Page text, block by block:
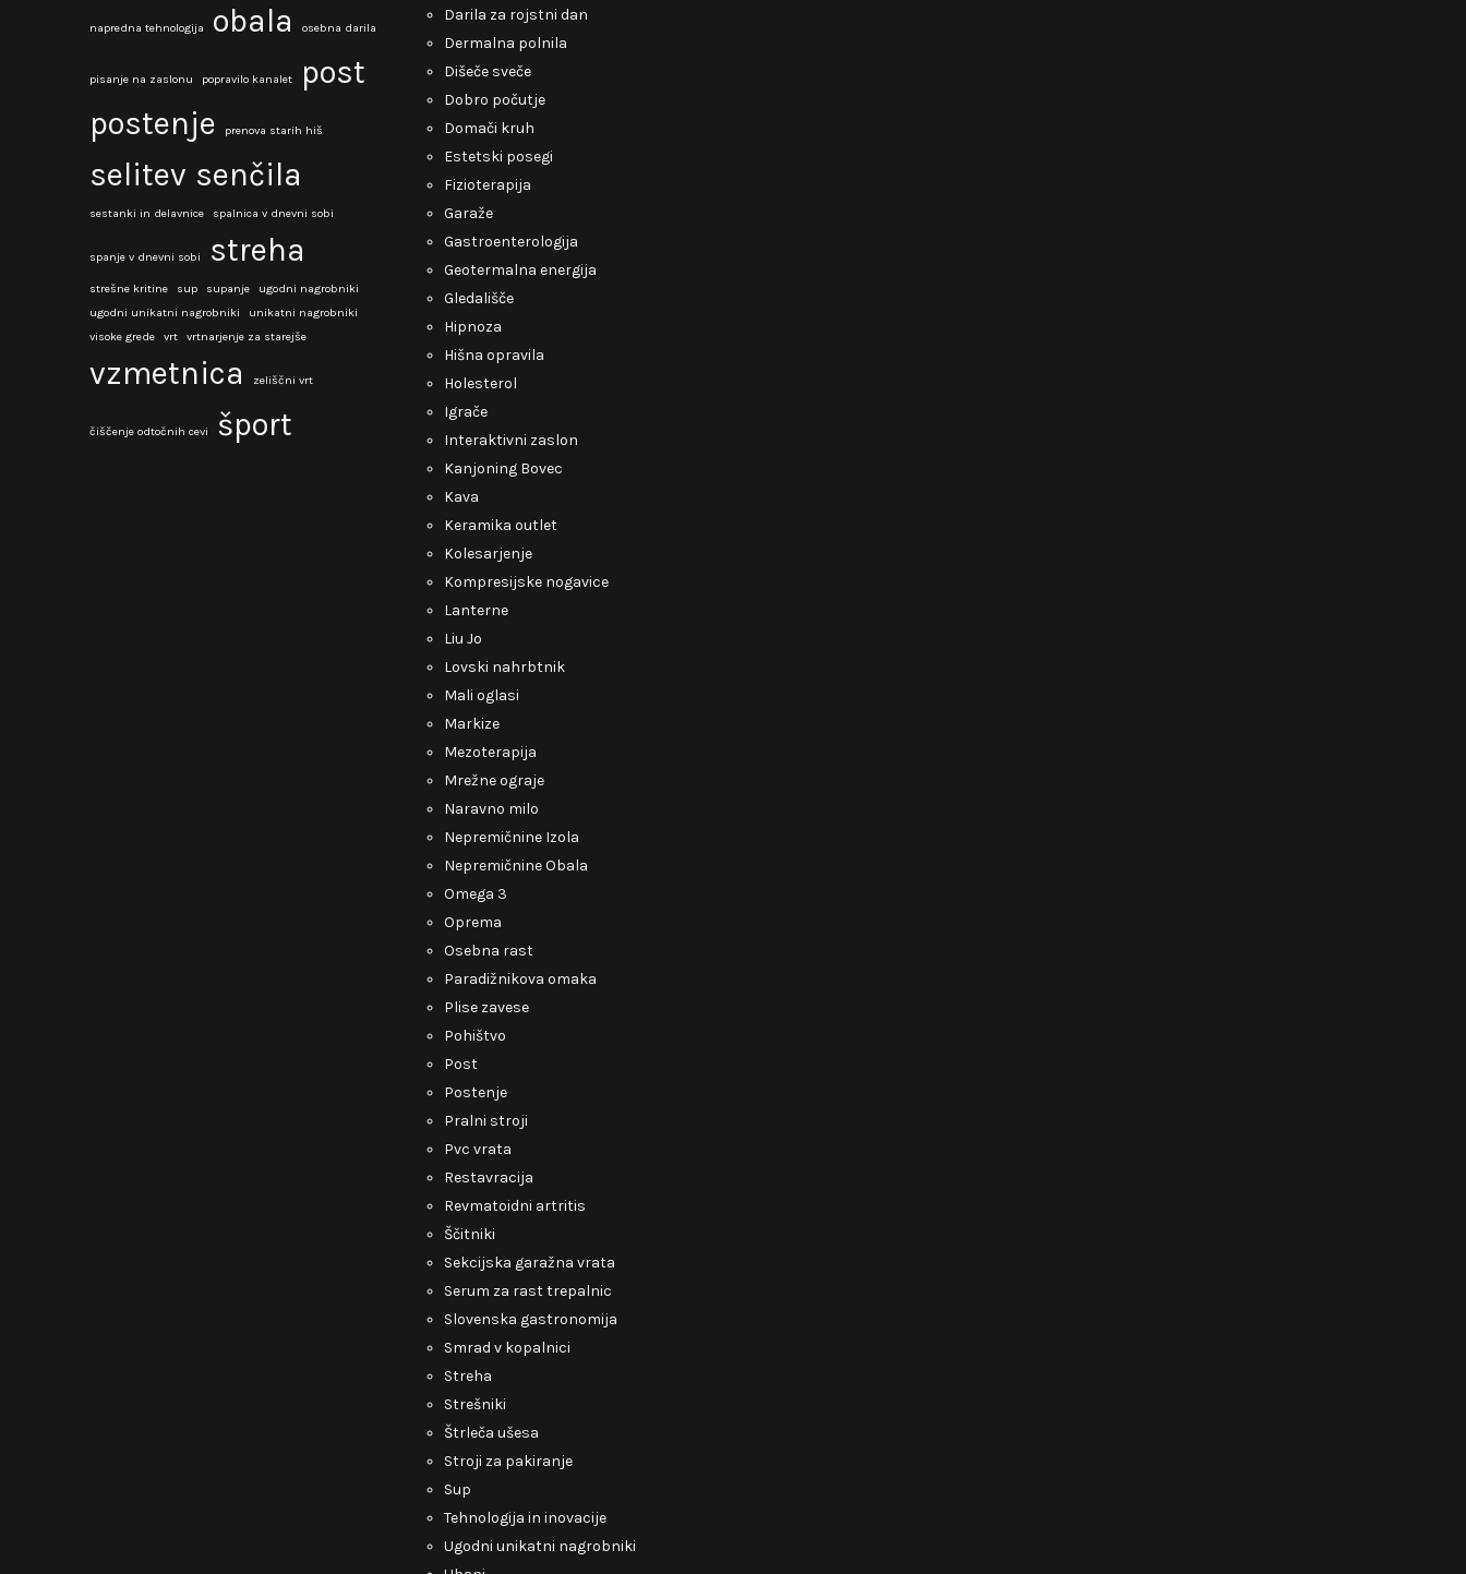
napredna tehnologija obala osebna darila
pisanje na zaslonu popravilo kanalet
post
postenje
prenova starih hiš
selitev senčila
sestanki in delavnice spalnica v dnevni sobi
spanje v dnevni sobi streha
strešne kritine sup supanje
ugodni nagrobniki
ugodni unikatni nagrobniki
unikatni nagrobniki
visoke grede
vrt vrtnarjenje za starejše
vzmetnica zeliščni vrt
čiščenje odtočnih cevi šport
Darila za rojstni dan
Dermalna polnila
Dišeče sveče
Dobro počutje
Domači kruh
Estetski posegi
Fizioterapija
Garaže
Gastroenterologija
Geotermalna energija
Gledališče
Hipnoza
Hišna opravila
Holesterol
Igrače
Interaktivni zaslon
Kanjoning Bovec
Kava
Keramika outlet
Kolesarjenje
Kompresijske nogavice
Lanterne
Liu Jo
Lovski nahrbtnik
Mali oglasi
Markize
Mezoterapija
Mrežne ograje
Naravno milo
Nepremičnine Izola
Nepremičnine Obala
Omega 3
Oprema
Osebna rast
Paradižnikova omaka
Plise zavese
Pohištvo
Post
Postenje
Pralni stroji
Pvc vrata
Restavracija
Revmatoidni artritis
Ščitniki
Sekcijska garažna vrata
Serum za rast trepalnic
Slovenska gastronomija
Smrad v kopalnici
Streha
Strešniki
Štrleča ušesa
Stroji za pakiranje
Sup
Tehnologija in inovacije
Ugodni unikatni nagrobniki